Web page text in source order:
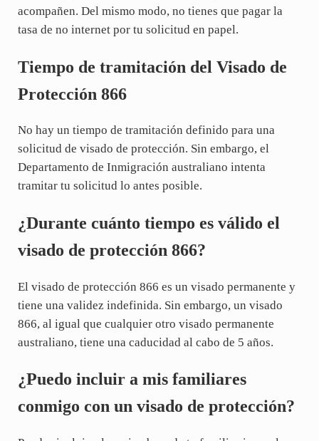
acompañen. Del mismo modo, no tienes que pagar la
tasa de no internet por tu solicitud en papel.
Tiempo de tramitación del Visado de
Protección 866
No hay un tiempo de tramitación definido para una
solicitud de visado de protección. Sin embargo, el
Departamento de Inmigración australiano intenta
tramitar tu solicitud lo antes posible.
¿Durante cuánto tiempo es válido el
visado de protección 866?
El visado de protección 866 es un visado permanente y
tiene una validez indefinida. Sin embargo, un visado
866, al igual que cualquier otro visado permanente
australiano, tiene una caducidad al cabo de 5 años.
¿Puedo incluir a mis familiares
conmigo con un visado de protección?